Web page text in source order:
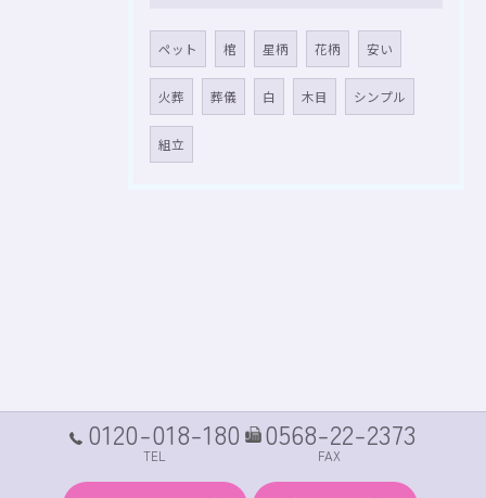
ペット 棺 星柄 花柄 安い
火葬 葬儀 白 木目 シンプル
組立
0120-018-180
TEL
0568-22-2373
FAX